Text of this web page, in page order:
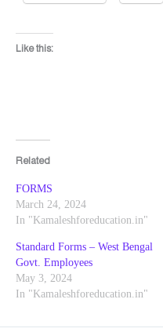
Like this:
Related
FORMS
March 24, 2024
In "Kamaleshforeducation.in"
Standard Forms – West Bengal
Govt. Employees
May 3, 2024
In "Kamaleshforeducation.in"